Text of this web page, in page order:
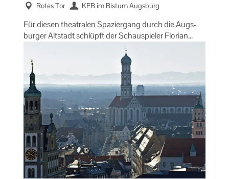
Rotes Tor KEB im Bis­tum Augs­burg
Für die­sen thea­tra­len Spa­zier­gang durch die Augs­
bur­ger Alt­stadt schlüpft der Schau­spie­ler Flo­ri­an
Kreis in die Rolle eines Fran­zis­ka­ners. Vor 800 Jah­ren
sind die ers­ten von ihnen in Augs­burg an­ge­kom­men.
Mit sze­ni­schen In­hal­ten, Le­sun­gen und er­leb­nis­päd­
ago­gi­schen Ele­men­ten fol­gen wir ihrer Bot­schaft
und ihren Spu­ren. Las­sen Sie sich auf dem Spa­zier­
gang be­geis­tern und ver­zau­bern.
Wir tref­fen uns ab ca. 17.45 Uhr vor dem Roten
Tor/Spi­tal­gas­se am Brun­nen­meis­ter­haus.
Treff­punkt: